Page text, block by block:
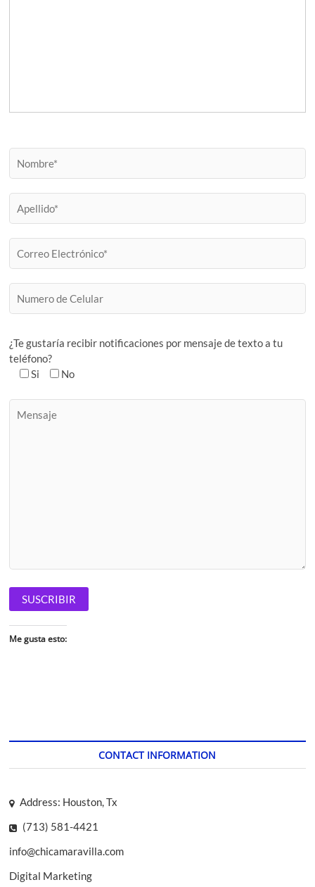
¿Te gustaría recibir notificaciones por mensaje de texto a tu
teléfono?
Si
No
Me gusta esto:
CONTACT INFORMATION
Address: Houston, Tx
(713) 581-4421
info@chicamaravilla.com
Digital Marketing